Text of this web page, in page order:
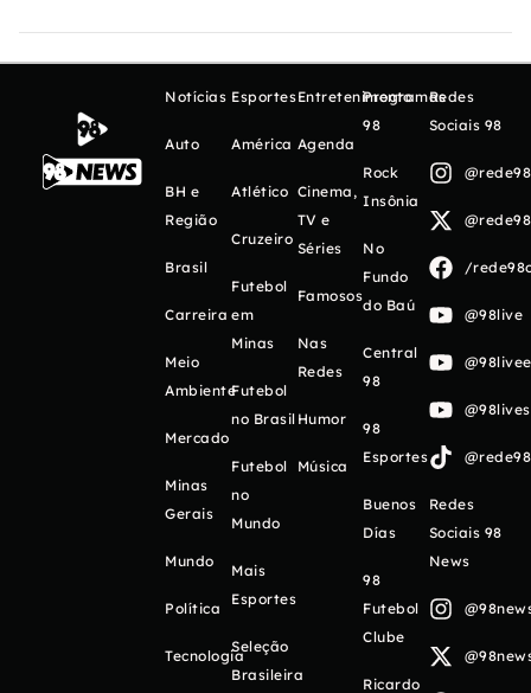
Notícias
Auto
BH e
Região
Brasil
Carreira
Meio
Ambiente
Mercado
Minas
Gerais
Mundo
Política
Tecnologia
Esportes
América
Atlético
Cruzeiro
Futebol
em
Minas
Futebol
no Brasil
Futebol
no
Mundo
Mais
Esportes
Seleção
Brasileira
Entretenimento
Agenda
Cinema,
TV e
Séries
Famosos
Nas
Redes
Humor
Música
Programas
98
Rock
Insônia
No
Fundo
do Baú
Central
98
98
Esportes
Buenos
Días
98
Futebol
Clube
Ricardo
Redes
Sociais 98
/
@98live
Redes
Sociais 98
News